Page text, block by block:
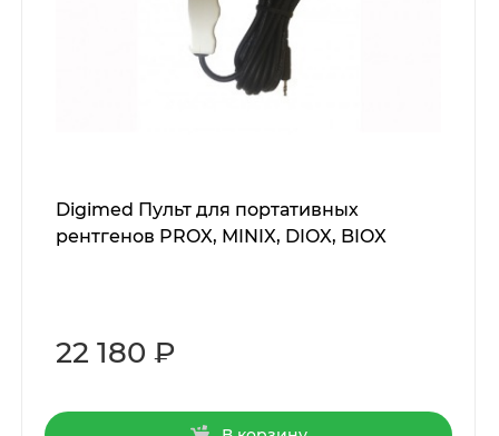
Digimed Пульт для портативных
рентгенов PROX, MINIX, DIOX, BIOX
22 180 ₽